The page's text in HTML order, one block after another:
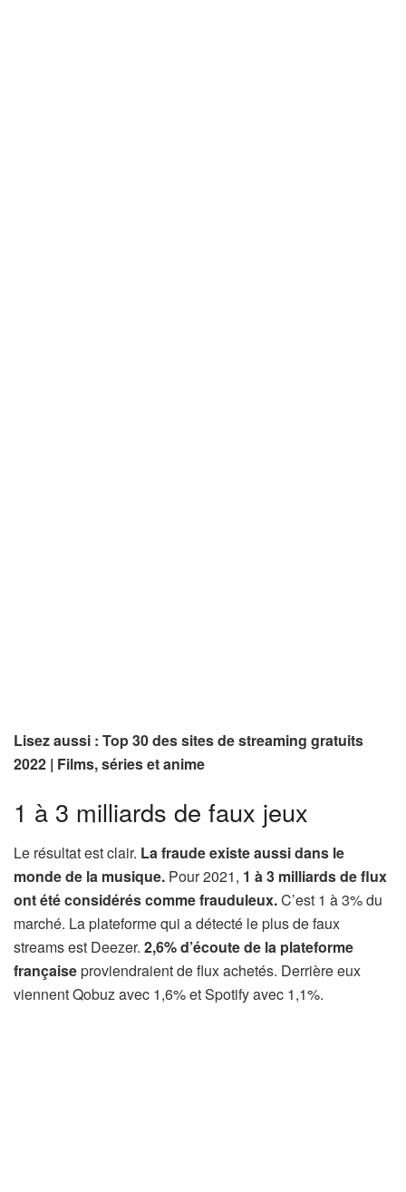
Lisez aussi : Top 30 des sites de streaming gratuits
2022 | Films, séries et anime
1 à 3 milliards de faux jeux
Le résultat est clair. La fraude existe aussi dans le
monde de la musique. Pour 2021, 1 à 3 milliards de flux
ont été considérés comme frauduleux.C’est 1 à 3% du
marché. La plateforme qui a détecté le plus de faux
streams est Deezer. 2,6% d’écoute de la plateforme
françaiseproviendraient de flux achetés. Derrière eux
viennent Qobuz avec 1,6% et Spotify avec 1,1%.